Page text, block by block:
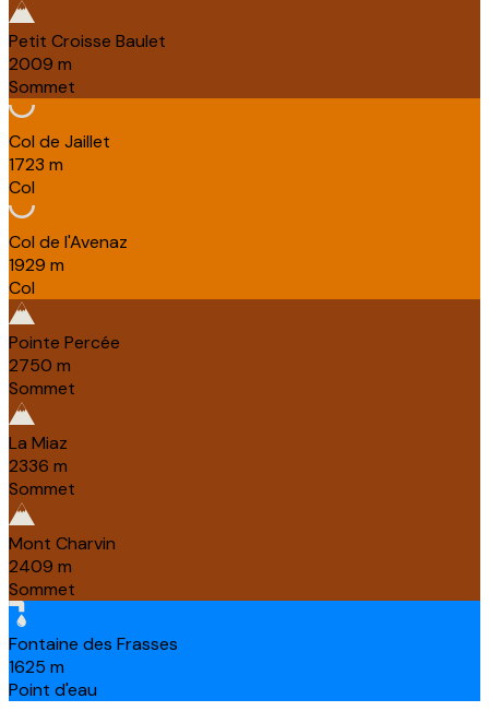
Petit Croisse Baulet
2009 m
Sommet
Col de Jaillet
1723 m
Col
Col de l'Avenaz
1929 m
Col
Pointe Percée
2750 m
Sommet
La Miaz
2336 m
Sommet
Mont Charvin
2409 m
Sommet
Fontaine des Frasses
1625 m
Point d'eau